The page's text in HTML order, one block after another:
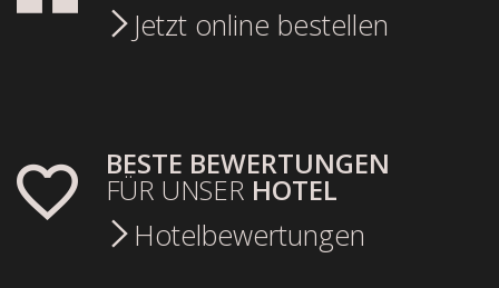
Jetzt online bestellen
BESTE BEWERTUNGEN
FÜR UNSER HOTEL
Hotelbewertungen